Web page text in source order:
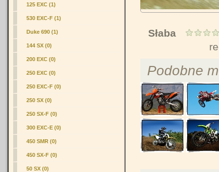
125 EXC (1)
530 EXC-F (1)
Duke 690 (1)
144 SX (0)
200 EXC (0)
250 EXC (0)
250 EXC-F (0)
250 SX (0)
250 SX-F (0)
300 EXC-E (0)
450 SMR (0)
450 SX-F (0)
50 SX (0)
Słaba
Podobne